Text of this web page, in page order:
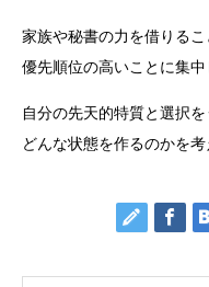
家族や秘書の力を借りるこ
優先順位の高いことに集中
自分の先天的特質と選択を
どんな状態を作るのかを